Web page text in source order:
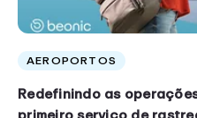
AEROPORTOS
Redefinindo as